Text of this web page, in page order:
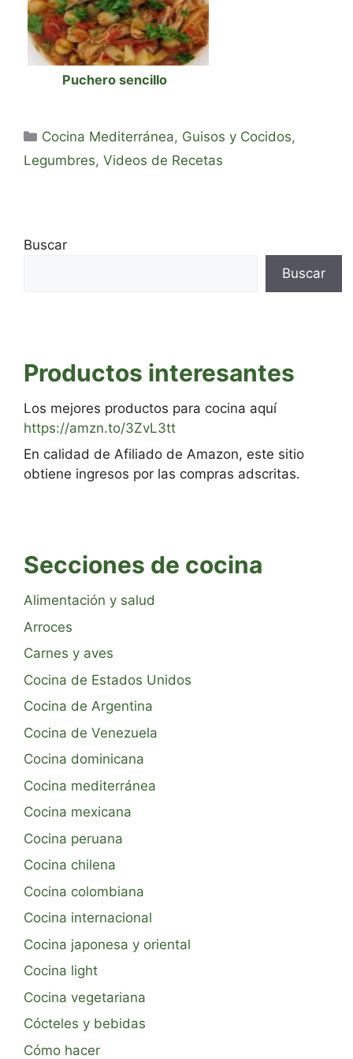
Puchero sencillo
Categorías
Cocina Mediterránea, Guisos y Cocidos,
Legumbres, Videos de Recetas
Buscar
Buscar
Productos interesantes
Los mejores productos para cocina aquí
https://amzn.to/3ZvL3tt
En calidad de Afiliado de Amazon, este sitio
obtiene ingresos por las compras adscritas.
Secciones de cocina
Alimentación y salud
Arroces
Carnes y aves
Cocina de Estados Unidos
Cocina de Argentina
Cocina de Venezuela
Cocina dominicana
Cocina mediterránea
Cocina mexicana
Cocina peruana
Cocina chilena
Cocina colombiana
Cocina internacional
Cocina japonesa y oriental
Cocina light
Cocina vegetariana
Cócteles y bebidas
Cómo hacer